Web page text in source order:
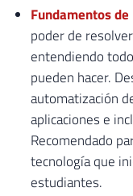
Fundamentos
poder de
entendiendo
pueden hacer.
automatización
aplicaciones e
Recomendado
tecnología que
estudiantes.